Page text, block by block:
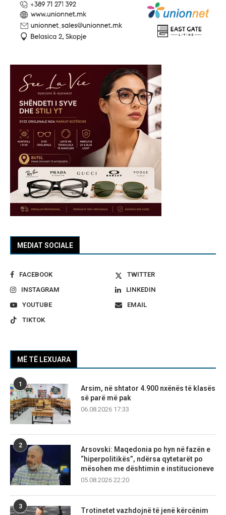
MEDIAT SOCIALE
FACEBOOK
TWITTER
INSTAGRAM
LINKEDIN
YOUTUBE
EMAIL
TIKTOK
MË TË LEXUARA
1
Arsim, në shtator 4.900 nxënës të klasës
së parë më pak
06.08.2026 17:33
2
Arsovski: Maqedonia po hyn në fazën e
“hiperpolitikës”, ndërsa qytetarët po
mësohen me dështimin e institucioneve
05.08.2026 22:20
3
Trotinetet vazhdojnë të jenë kërcënim